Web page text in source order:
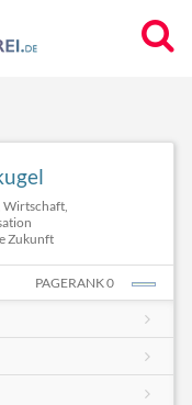
Wirtschaft,
Zukunft
PAGERANK 0